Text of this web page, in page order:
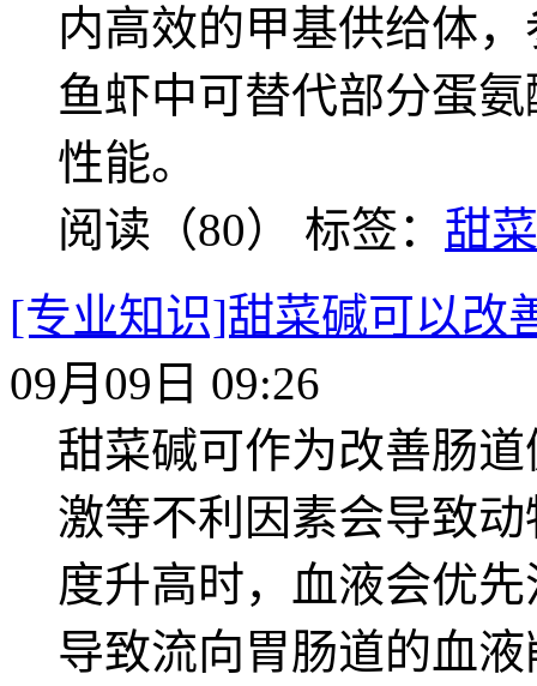
内高效的甲基供给体
鱼虾中可替代部分蛋
性能。
阅读（80） 标签： 甜
[专业知识]甜菜碱可以改
09月09日 09:26
甜菜碱可作为改善肠
激等不利因素会导致
度升高时，血液会优
导致流向胃肠道的血